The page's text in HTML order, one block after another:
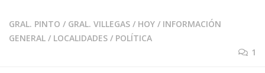
GRAL. PINTO / GRAL. VILLEGAS / HOY / INFORMACIÓN
GENERAL / LOCALIDADES / POLÍTICA
1